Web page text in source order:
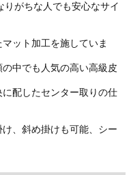
がちな人でも安心なサイ
ット加工を施していま
中でも人気の高い高級皮
配したセンター取りの仕
、斜め掛けも可能、シー